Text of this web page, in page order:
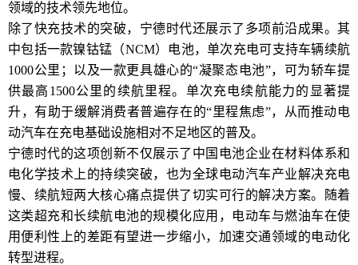
领域的技术领先地位。
除了快充技术的突破，宁德时代还展示了多项前沿成果。其
中包括一款镍钴锰（NCM）电池，单次充电可支持车辆续航
1000公里；以及一款更具雄心的“凝聚态电池”，可为轿车提
供最高1500公里的续航里程。单次充电续航能力的显著提
升，有助于缓解消费者普遍存在的“里程焦虑”，从而推动电
动汽车在充电基础设施相对不足地区的普及。
宁德时代的这项创新不仅展示了中国电池企业在材料体系和
电化学技术上的持续突破，也为全球电动汽车产业解决充电
慢、续航短两大核心痛点提供了切实可行的解决方案。随着
这类超充和长续航电池的规模化应用，电动车与燃油车在使
用便利性上的差距有望进一步缩小，加速交通领域的电动化
转型进程。